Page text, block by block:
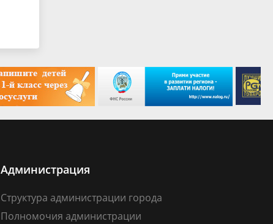
Администрация
Структура администрации города
Полномочия администрации